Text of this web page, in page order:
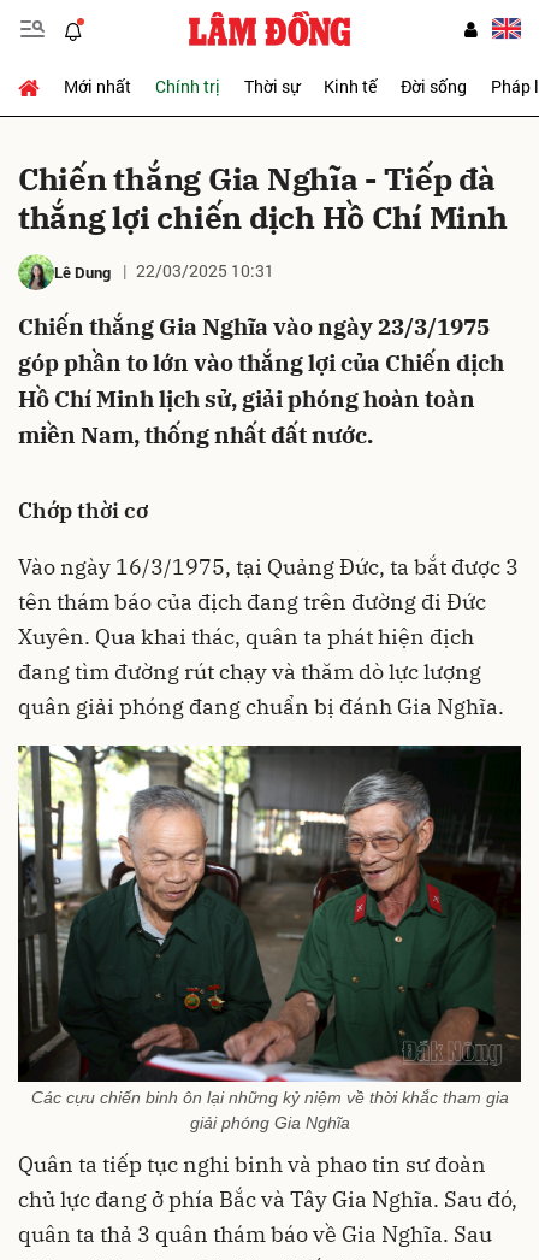
Mới nhất Chính trị Thời sự Kinh tế Đời sống Pháp
Chiến thắng Gia Nghĩa - Tiếp đà
thắng lợi chiến dịch Hồ Chí Minh
Lê Dung 22/03/2025 10:31
Chiến thắng Gia Nghĩa vào ngày 23/3/1975
góp phần to lớn vào thắng lợi của Chiến dịch
Hồ Chí Minh lịch sử, giải phóng hoàn toàn
miền Nam, thống nhất đất nước.
Chớp thời cơ
Vào ngày 16/3/1975, tại Quảng Đức, ta bắt được 3
tên thám báo của địch đang trên đường đi Đức
Xuyên. Qua khai thác, quân ta phát hiện địch
đang tìm đường rút chạy và thăm dò lực lượng
quân giải phóng đang chuẩn bị đánh Gia Nghĩa.
Các cựu chiến binh ôn lại những kỷ niệm về thời khắc tham gia
giải phóng Gia Nghĩa
Quân ta tiếp tục nghi binh và phao tin sư đoàn
chủ lực đang ở phía Bắc và Tây Gia Nghĩa. Sau đó,
quân ta thả 3 quân thám báo về Gia Nghĩa. Sau
Gửi bình luận
Hủy Gửi